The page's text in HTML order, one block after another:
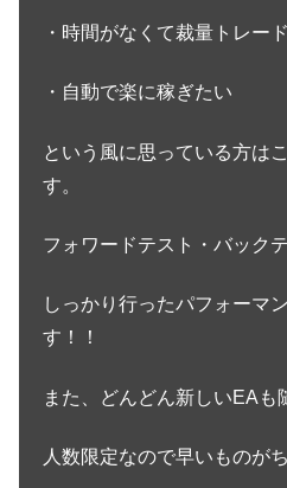
・時間がなくて裁量トレー
・自動で楽に稼ぎたい
という風に思っている方は
す。
フォワードテスト・バック
しっかり行ったパフォーマ
す！！
また、どんどん新しいEAも
人数限定なので早いものが